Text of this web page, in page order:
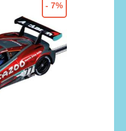
- 7%